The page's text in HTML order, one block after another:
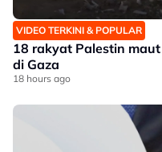
VIDEO TERKINI & POPULAR
18 rakyat Palestin
di Gaza
18 hours ago